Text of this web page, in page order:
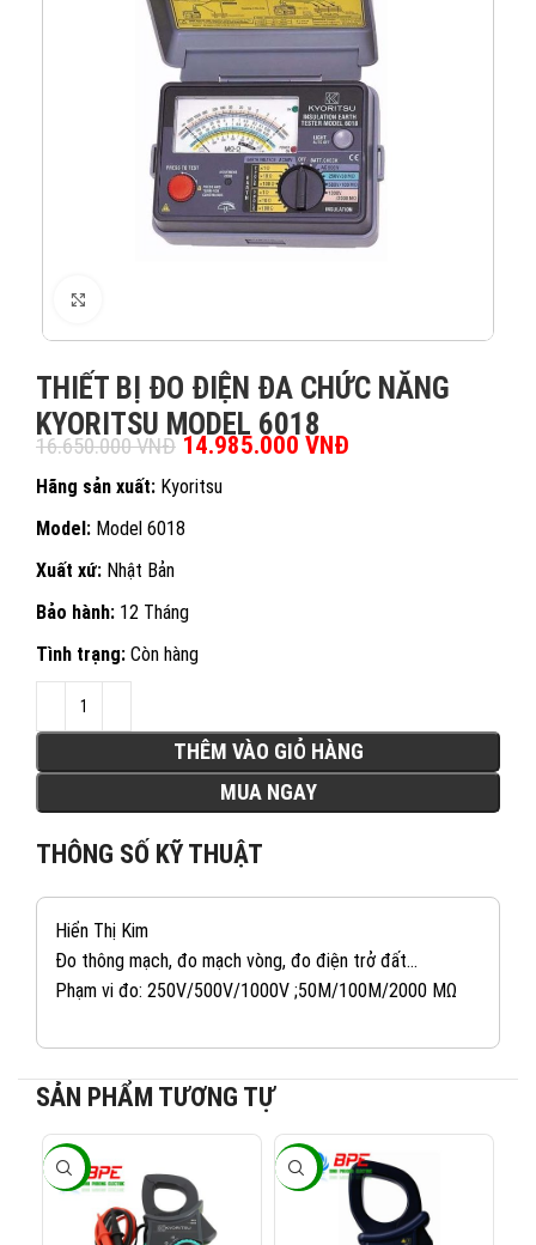
THIẾT BỊ ĐO ĐIỆN ĐA CHỨC NĂNG
KYORITSU MODEL 6018
16.650.000VNĐ Giá gốc là: 16.650.000 VNĐ.
14.985.000 VNĐ
Hãng sản xuất: Kyoritsu
Model: Model 6018
Xuất xứ: Nhật Bản
Bảo hành: 12 Tháng
Tình trạng: Còn hàng
THÊM VÀO GIỎ HÀNG
MUA NGAY
THÔNG SỐ KỸ THUẬT
Hiển Thị Kim
Đo thông mạch, đo mạch vòng, đo điện trở đất…
Phạm vi đo: 250V/500V/1000V ;50M/100M/2000 MΩ
SẢN PHẨM TƯƠNG TỰ
-10% -10%
KINH DOANH 1: 082 234 2688